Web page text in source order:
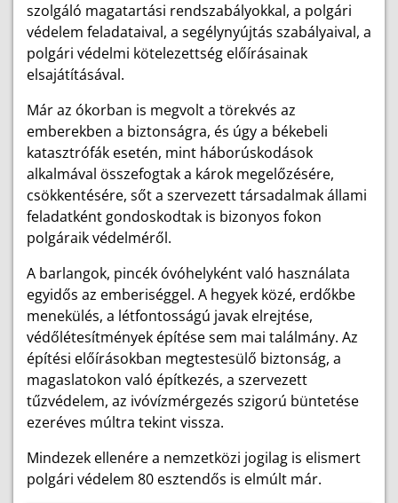
szolgáló magatartási rendszabályokkal, a polgári
védelem feladataival, a segélynyújtás szabályaival, a
polgári védelmi kötelezettség előírásainak
elsajátításával.
Már az ókorban is megvolt a törekvés az
emberekben a biztonságra, és úgy a békebeli
katasztrófák esetén, mint háborúskodások
alkalmával összefogtak a károk megelőzésére,
csökkentésére, sőt a szervezett társadalmak állami
feladatként gondoskodtak is bizonyos fokon
polgáraik védelméről.
A barlangok, pincék óvóhelyként való használata
egyidős az emberiséggel. A hegyek közé, erdőkbe
menekülés, a létfontosságú javak elrejtése,
védőlétesítmények építése sem mai találmány. Az
építési előírásokban megtestesülő biztonság, a
magaslatokon való építkezés, a szervezett
tűzvédelem, az ivóvízmérgezés szigorú büntetése
ezeréves múltra tekint vissza.
Mindezek ellenére a nemzetközi jogilag is elismert
polgári védelem 80 esztendős is elmúlt már.